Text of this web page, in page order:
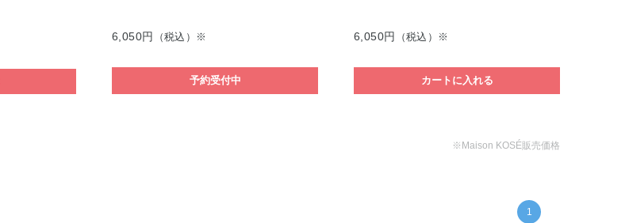
6,050円 （税込）※
予約受付中
6,050円 （税込）※
カートに入れる
※Maison KOSÉ販売価格
1